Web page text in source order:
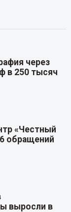
через
в 250 тысяч
«Честный
обращений
выросли в